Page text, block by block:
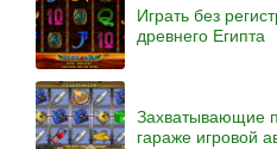
Играть без
древнего Египта
Захватывающие
гараже игровой